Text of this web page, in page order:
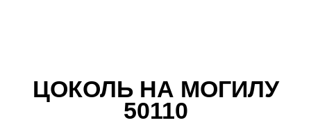
ЦОКОЛЬ НА МОГИЛУ
50110